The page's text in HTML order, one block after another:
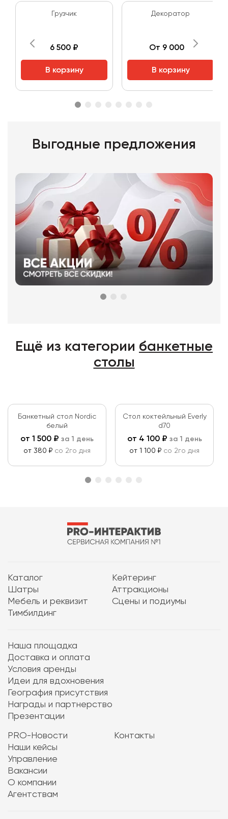
Грузчик
6 500 ₽
В корзину
Декоратор
От 9 000 ₽
В корзину
Выгодные предложения
Ещё из категории банкетные
столы
Банкетный стол Nordic
белый
от 1 500 ₽ за 1 день
от 380 ₽ со 2го дня
Стол коктейльный Еverly
d70
от 4 100₽ за 1 день
от 1 100 ₽ со 2го дня
Каталог
Кейтеринг
Шатры
Аттракционы
Мебель и реквизит
Сцены и подиумы
Тимбилдинг
Наша площадка
Доставка и оплата
Условия аренды
Идеи для вдохновения
География присутствия
Награды и партнерство
Презентации
PRO-Новости
Наши кейсы
Управление
Вакансии
О компании
Агентствам
Контакты